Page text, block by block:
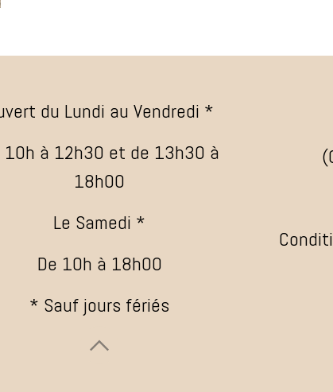
du Lundi au Vendredi *
10h à 12h30 et de 13h30 à
18h00
Le Samedi *
De 10h à 18h00
* Sauf jours fériés